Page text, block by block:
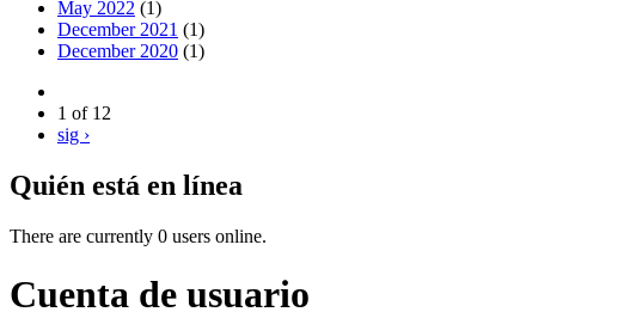
May 2022 (1)
December 2021 (1)
December 2020 (1)
1 of 12
sig ›
Quién está en línea
There are currently 0 users online.
Cuenta de usuario